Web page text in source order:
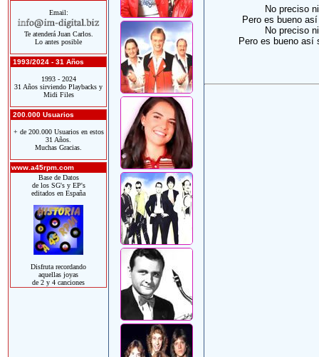
Email:
Te atenderá Juan Carlos.
Lo antes posible
1993/2024 - 31 Años
1993 - 2024
31 Años sirviendo Playbacks y
Midi Files
200.000 Usuarios
+ de 200.000 Usuarios en estos
31 Años.
Muchas Gracias.
www.a45rpm.com
Base de Datos
de los SG's y EP's
editados en España
Disfruta recordando
aquellas joyas
de 2 y 4 canciones
No preciso
Pero es bueno
No preciso
Pero es bueno así